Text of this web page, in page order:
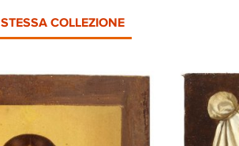
STESSA COLLEZIONE